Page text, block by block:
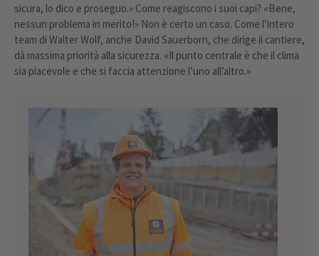
sicura, lo dico e proseguo.» Come reagiscono i suoi capi? «Bene,
nessun problema in merito!» Non è certo un caso. Come l’intero
team di Walter Wolf, anche David Sauerborn, che dirige il cantiere,
dà massima priorità alla sicurezza. «Il punto centrale è che il clima
sia piacevole e che si faccia attenzione l’uno all’altro.»